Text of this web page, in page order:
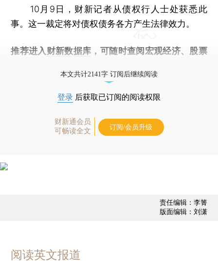
10月9日，财新记者从债权行人士处获悉此
事。这一裁定将对债权债务各方产生法律效力。
推荐进入 财新数据库 ，可随时查阅宏观经济、股票
本文共计2141字 订阅后继续阅读
登录 后获取已订阅的阅读权限
财新通会员
可畅读全文
订阅/会员升级
责任编辑：李箐
版面编辑：刘潇
阅读英文报道